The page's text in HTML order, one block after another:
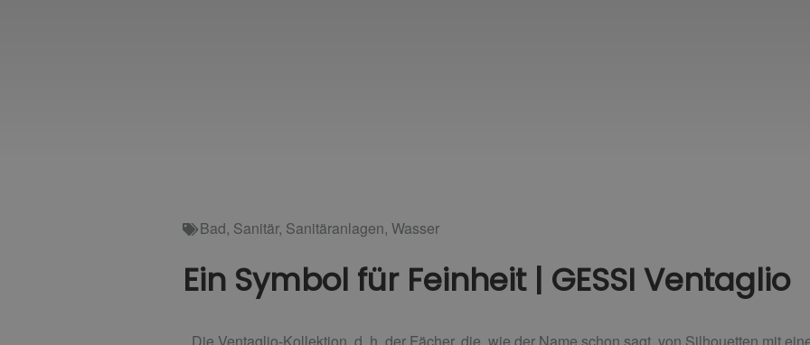
Bad, Sanitär, Sanitäranlagen, Wasser
Ein Symbol für Feinheit | GESSI Ventaglio